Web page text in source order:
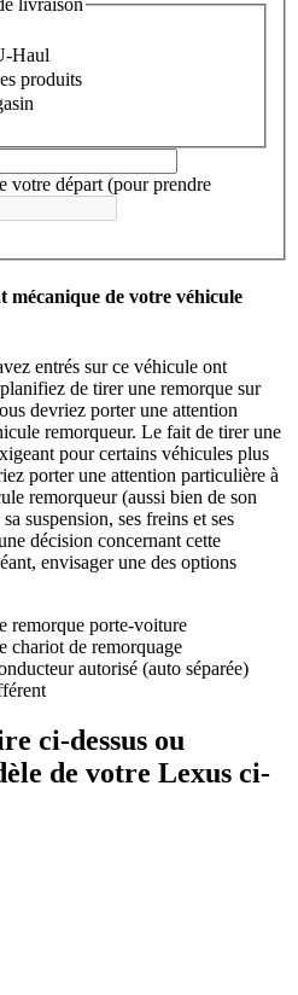
livraison
Haul
produits
votre départ (pour prendre
mécanique de votre véhicule
entrés sur ce véhicule ont
de tirer une remorque sur
devriez porter une attention
remorqueur. Le fait de tirer une
pour certains véhicules plus
porter une attention particulière à
remorqueur (aussi bien de son
suspension, ses freins et ses
décision concernant cette
envisager une des options
remorque porte-voiture
chariot de remorquage
autorisé (auto séparée)
ci-dessus ou
de votre Lexus ci-